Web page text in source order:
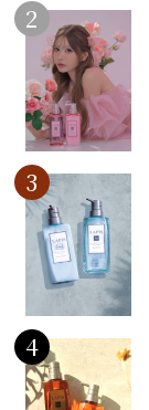
2
3
4